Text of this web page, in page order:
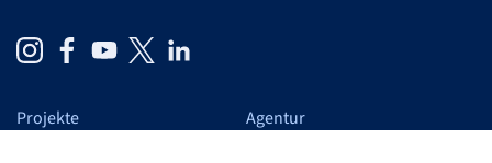
Projekte Agentur